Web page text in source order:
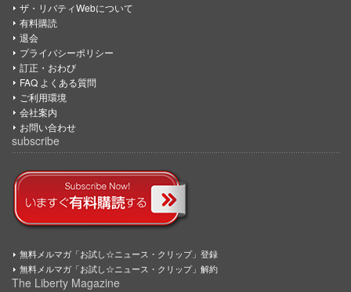
ザ・リバティWebについて
有料購読
退会
プライバシーポリシー
訂正・おわび
FAQ よくある質問
ご利用環境
会社案内
お問い合わせ
subscribe
無料メルマガ「お試し☆ニュース・クリップ」登録
無料メルマガ「お試し☆ニュース・クリップ」解約
The Liberty Magazine